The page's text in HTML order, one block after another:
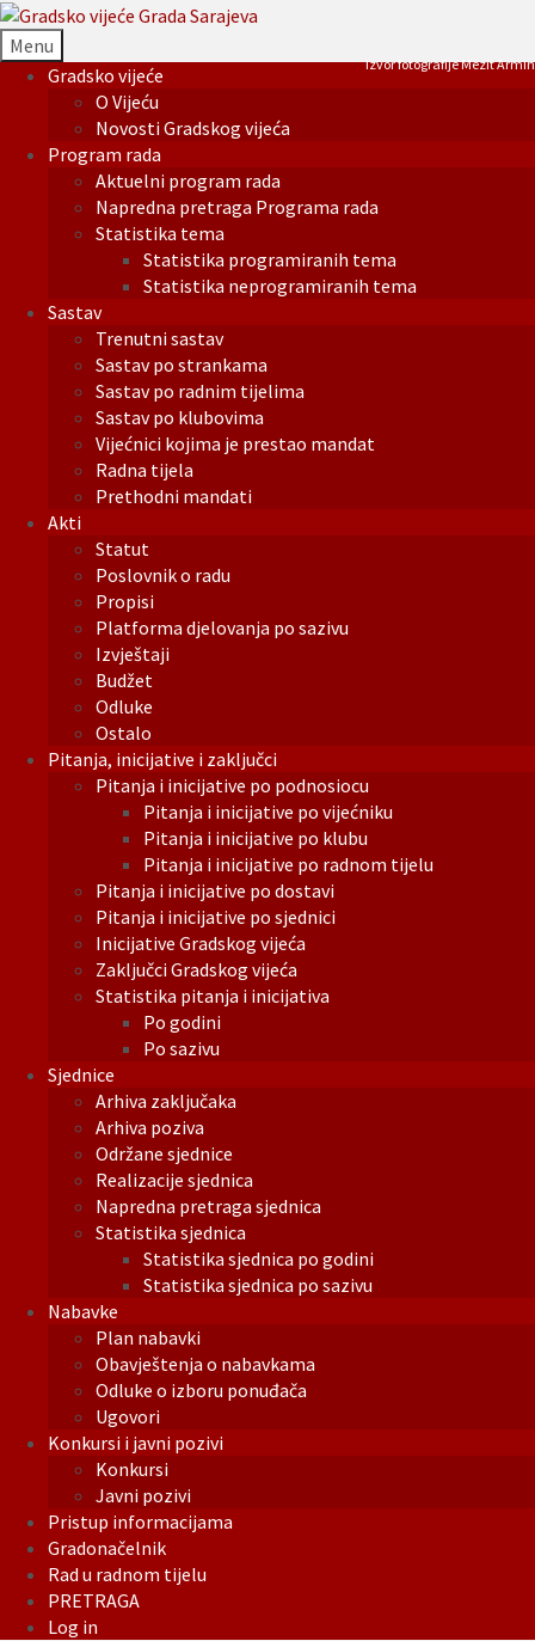
Menu
Gradsko vijeće
O Vijeću
Novosti Gradskog vijeća
Program rada
Aktuelni program rada
Napredna pretraga Programa rada
Statistika tema
Statistika programiranih tema
Statistika neprogramiranih tema
Sastav
Trenutni sastav
Sastav po strankama
Sastav po radnim tijelima
Sastav po klubovima
Vijećnici kojima je prestao mandat
Radna tijela
Prethodni mandati
Akti
Statut
Poslovnik o radu
Propisi
Platforma djelovanja po sazivu
Izvještaji
Budžet
Odluke
Ostalo
Pitanja, inicijative i zaključci
Pitanja i inicijative po podnosiocu
Pitanja i inicijative po vijećniku
Pitanja i inicijative po klubu
Pitanja i inicijative po radnom tijelu
Pitanja i inicijative po dostavi
Pitanja i inicijative po sjednici
Inicijative Gradskog vijeća
Zaključci Gradskog vijeća
Statistika pitanja i inicijativa
Po godini
Po sazivu
Sjednice
Arhiva zaključaka
Arhiva poziva
Održane sjednice
Realizacije sjednica
Napredna pretraga sjednica
Statistika sjednica
Statistika sjednica po godini
Statistika sjednica po sazivu
Nabavke
Plan nabavki
Obavještenja o nabavkama
Odluke o izboru ponuđača
Ugovori
Konkursi i javni pozivi
Konkursi
Javni pozivi
Pristup informacijama
Gradonačelnik
Rad u radnom tijelu
PRETRAGA
Log in
Izvor fotografije Mezit Armin